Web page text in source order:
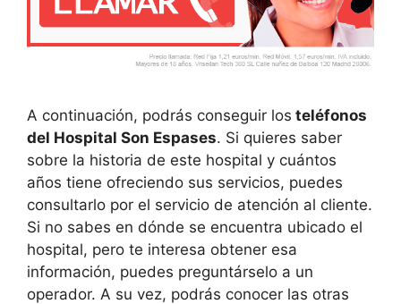
A continuación, podrás conseguir los teléfonos
del Hospital Son Espases. Si quieres saber
sobre la historia de este hospital y cuántos
años tiene ofreciendo sus servicios, puedes
consultarlo por el servicio de atención al cliente.
Si no sabes en dónde se encuentra ubicado el
hospital, pero te interesa obtener esa
información, puedes preguntárselo a un
operador. A su vez, podrás conocer las otras